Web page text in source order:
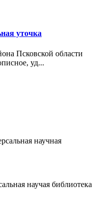
уточка
Псковской области
уд...
научная
научая библиотека